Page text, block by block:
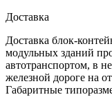
Доставка
Доставка блок-
модульных зданий
автотранспортом, в
железной дороге на
Габаритные